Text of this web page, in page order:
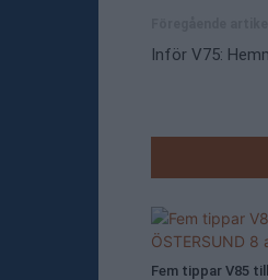
Inför V75:
Fem tippar V85